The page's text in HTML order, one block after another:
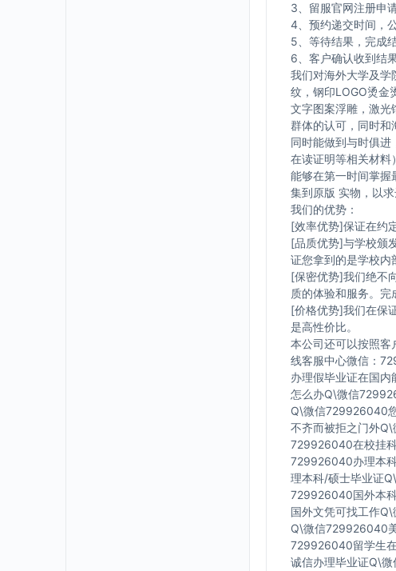
3、留服官网注册申
4、预约递交时间，
5、等待结果，完成
6、客户确认收到结
我们对海外大学及学
纹，钢印LOGO烫金
文字图案浮雕，激光
群体的认可，同时和
同时能做到与时俱进
在读证明等相关材料
能够在第一时间掌握
集到原版 实物，以求
我们的优势：
[效率优势]保证在约
[品质优势]与学校颁
证您拿到的是学校内
[保密优势]我们绝不
质的体验和服务。
[价格优势]我们在保
是高性价比。
本公司还可以按照客
线客服中心微信：
办理假毕业证在国
怎么办Q\微信
Q\微信729926040
不齐而被拒之门外
729926040在校挂
729926040办理本
理本科/硕士毕业证
729926040国外本
国外文凭可找工作
Q\微信729926040
729926040留学生
诚信办理毕业证Q\